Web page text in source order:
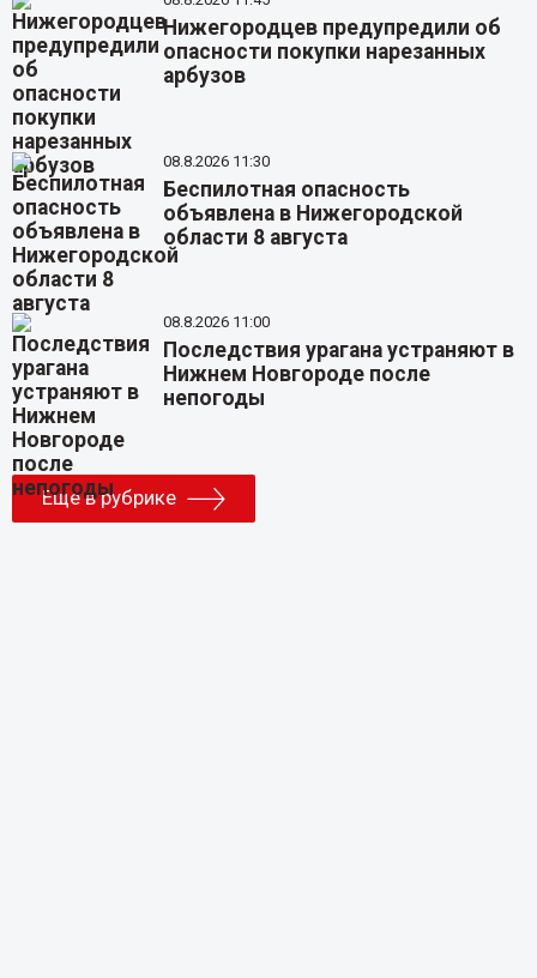
Нижегородцев предупредили об
опасности покупки нарезанных
арбузов
08.8.2026 11:30
Беспилотная опасность
объявлена в Нижегородской
области 8 августа
08.8.2026 11:00
Последствия урагана устраняют в
Нижнем Новгороде после
непогоды
Еще в рубрике